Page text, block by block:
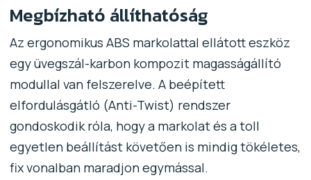
Megbízható állíthatóság
Az ergonomikus ABS markolattal ellátott eszköz
egy üvegszál-karbon kompozit magasságállító
modullal van felszerelve. A beépített
elfordulásgátló (Anti-Twist) rendszer
gondoskodik róla, hogy a markolat és a toll
egyetlen beállítást követően is mindig tökéletes,
fix vonalban maradjon egymással.